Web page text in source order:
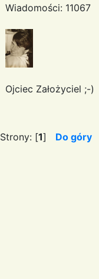
Wiadomości: 11067
Ojciec Założyciel ;-)
Strony: [1] Do góry